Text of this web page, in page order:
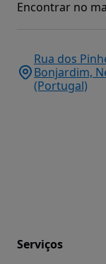
Encontrar no
Rua dos
Bonjardim,
(Portugal)
Serviços